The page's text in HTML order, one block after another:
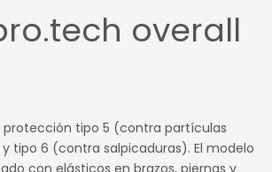
overall
tipo 5 (contra partículas
tipo 6 (contra salpicaduras). El modelo